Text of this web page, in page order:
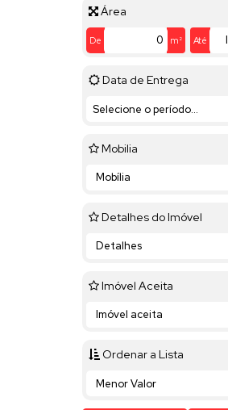
Área
De m² Até
Data de Entrega
Mobilia
Mobília
Detalhes do Imóvel
Detalhes
Imóvel Aceita
Imóvel aceita
Ordenar a Lista